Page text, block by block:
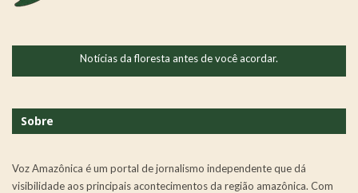
Notícias da floresta antes de você acordar.
Sobre
Voz Amazônica é um portal de jornalismo independente que dá
visibilidade aos principais acontecimentos da região amazônica. Com